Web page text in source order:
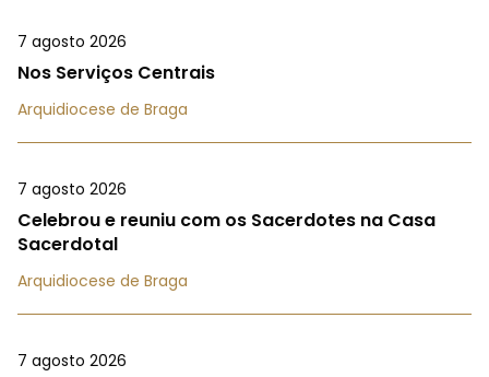
7 agosto 2026
Nos Serviços Centrais
Arquidiocese de Braga
7 agosto 2026
Celebrou e reuniu com os Sacerdotes na Casa
Sacerdotal
Arquidiocese de Braga
7 agosto 2026